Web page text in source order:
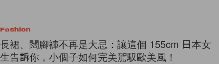
Fashion
長裙、闊腳褲不再是大忌：讓這個 155cm 日本女
生告訴你，小個子如何完美駕馭歐美風！